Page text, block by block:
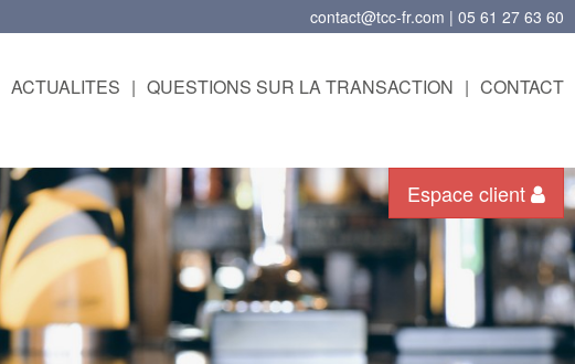
contact@tcc-fr.com | 05 61 27 63 60
ACTUALITES | QUESTIONS SUR LA TRANSACTION | CONTACT
Espace client